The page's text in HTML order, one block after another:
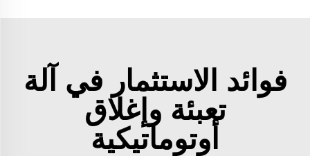
فوائد الاستثمار في آلة
تعبئة وإغلاق
أوتوماتيكية